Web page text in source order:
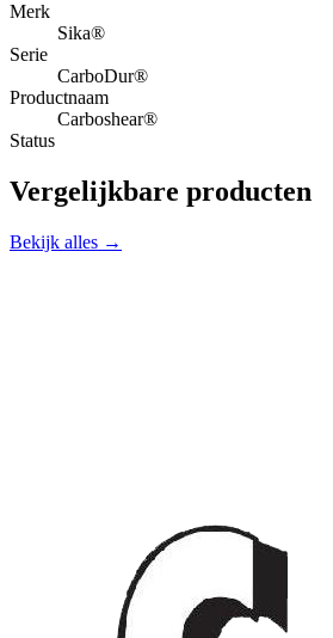
Merk
Sika®
Serie
CarboDur®
Productnaam
Carboshear®
Status
Vergelijkbare producten
Bekijk alles →